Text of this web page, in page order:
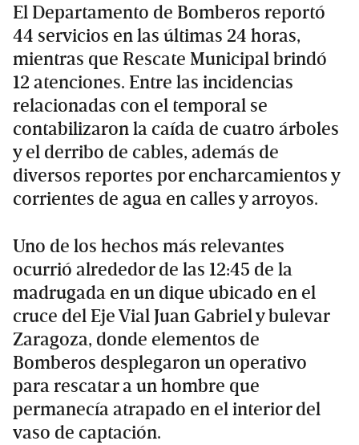
El Departamento de Bomberos reportó
44 servicios en las últimas 24 horas,
mientras que Rescate Municipal brindó
12 atenciones. Entre las incidencias
relacionadas con el temporal se
contabilizaron la caída de cuatro árboles
y el derribo de cables, además de
diversos reportes por encharcamientos y
corrientes de agua en calles y arroyos.
Uno de los hechos más relevantes
ocurrió alrededor de las 12:45 de la
madrugada en un dique ubicado en el
cruce del Eje Vial Juan Gabriel y bulevar
Zaragoza, donde elementos de
Bomberos desplegaron un operativo
para rescatar a un hombre que
permanecía atrapado en el interior del
vaso de captación.